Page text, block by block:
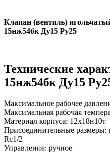
Клапан (вентиль)
15нж54бк Ду15 Ру25
Технические
15нж54бк Ду15
Максимальное рабочее
Максимальная рабочая
Материал корпуса: 12х18н10т
Присоединительные размеры:
Rc1/2
Управление: ручное